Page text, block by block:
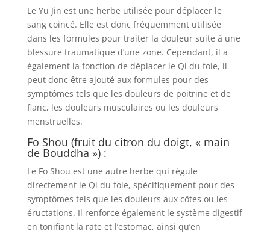
Le Yu Jin est une herbe utilisée pour déplacer le
sang coincé. Elle est donc fréquemment utilisée
dans les formules pour traiter la douleur suite à une
blessure traumatique d’une zone. Cependant, il a
également la fonction de déplacer le Qi du foie, il
peut donc être ajouté aux formules pour des
symptômes tels que les douleurs de poitrine et de
flanc, les douleurs musculaires ou les douleurs
menstruelles.
Fo Shou (fruit du citron du doigt, « main
de Bouddha ») :
Le Fo Shou est une autre herbe qui régule
directement le Qi du foie, spécifiquement pour des
symptômes tels que les douleurs aux côtes ou les
éructations. Il renforce également le système digestif
en tonifiant la rate et l’estomac, ainsi qu’en